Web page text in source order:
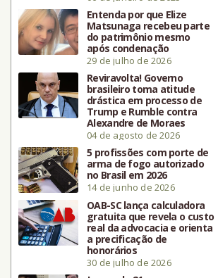
Entenda por que Elize
Matsunaga recebeu parte
do patrimônio mesmo
após condenação
29 de julho de 2026
Reviravolta! Governo
brasileiro toma atitude
drástica em processo de
Trump e Rumble contra
Alexandre de Moraes
04 de agosto de 2026
5 profissões com porte de
arma de fogo autorizado
no Brasil em 2026
14 de junho de 2026
OAB-SC lança calculadora
gratuita que revela o custo
real da advocacia e orienta
a precificação de
honorários
30 de julho de 2026